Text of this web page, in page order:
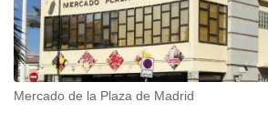
Mercado de la Plaza de Madrid